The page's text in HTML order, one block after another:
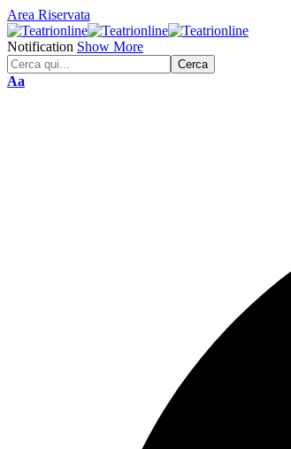
Area Riservata
Notification Show More
Font
Aa